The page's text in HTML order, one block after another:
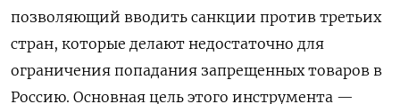
позволяющий вводить санкции против третьих
стран, которые делают недостаточно для
ограничения попадания запрещенных товаров в
Россию. Основная цель этого инструмента —